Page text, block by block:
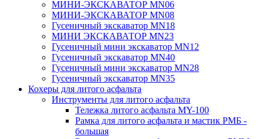
МИНИ-ЭКСКАВАТОР MN06
МИНИ-ЭКСКАВАТОР MN08
Гусеничный экскаватор MN18
МИНИ ЭКСКАВАТОР MN23
Гусеничный мини экскаватор MN12
Гусеничный экскаватор MN40
Гусеничный мини экскаватор MN28
Гусеничный экскаватор MN35
Кохеры для литого асфальта
Инструменты для литого асфальта
Тележка литого асфальта MY-100
Рамка для литого асфальта и мастик РМБ -
большая